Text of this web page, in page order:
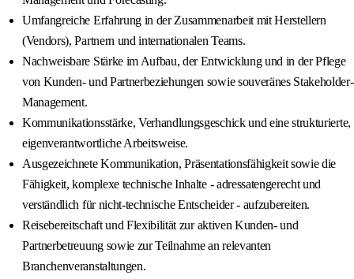
Umfangreiche Erfahrung in der Zusammenarbeit mit Herstellern
(Vendors), Partnern und internationalen Teams.
Nachweisbare Stärke im Aufbau, der Entwicklung und in der Pflege
von Kunden- und Partnerbeziehungen sowie souveränes Stakeholder-
Management.
Kommunikationsstärke, Verhandlungsgeschick und eine strukturierte,
eigenverantwortliche Arbeitsweise.
Ausgezeichnete Kommunikation, Präsentationsfähigkeit sowie die
Fähigkeit, komplexe technische Inhalte - adressatengerecht und
verständlich für nicht-technische Entscheider - aufzubereiten.
Reisebereitschaft und Flexibilität zur aktiven Kunden- und
Partnerbetreuung sowie zur Teilnahme an relevanten
Branchenveranstaltungen.